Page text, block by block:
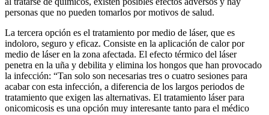
personas que no pueden tomarlos por motivos de salud.
La tercera opción es el tratamiento por medio de láser, que es
indoloro, seguro y eficaz. Consiste en la aplicación de calor por
medio de láser en la zona afectada. El efecto térmico del láser
penetra en la uña y debilita y elimina los hongos que han provocado
la infección: “Tan solo son necesarias tres o cuatro sesiones para
acabar con esta infección, a diferencia de los largos periodos de
tratamiento que exigen las alternativas. El tratamiento láser para
onicomicosis es una opción muy interesante tanto para el médico